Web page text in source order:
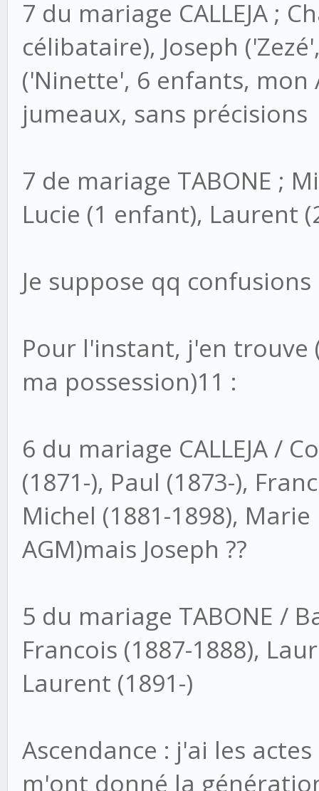
7 du mariage CALLEJA ;
célibataire), Joseph
('Ninette', 6 enfants, mon
jumeaux, sans précisions
7 de mariage TABONE ;
Lucie (1 enfant), Laurent
Je suppose qq
Pour l'instant, j'en trouve
ma possession)11 :
6 du mariage CALLEJA /
(1871-), Paul (1873-),
Michel (1881-1898),
AGM)mais Joseph ??
5 du mariage TABONE /
Francois (1887-1888),
Laurent (1891-)
Ascendance : j'ai les
m'ont donné la